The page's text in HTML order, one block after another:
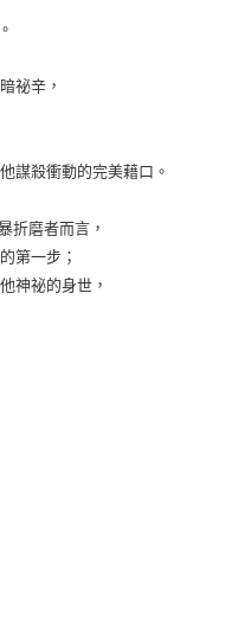
祕辛，
謀殺衝動的完美藉口。
折磨者而言，
第一步；
神祕的身世，